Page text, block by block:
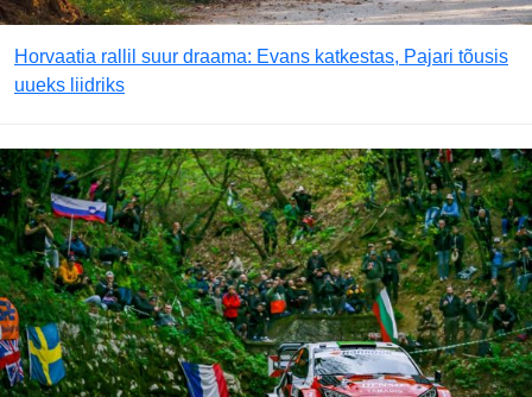
Horvaatia rallil suur draama: Evans katkestas, Pajari tõusis
uueks liidriks